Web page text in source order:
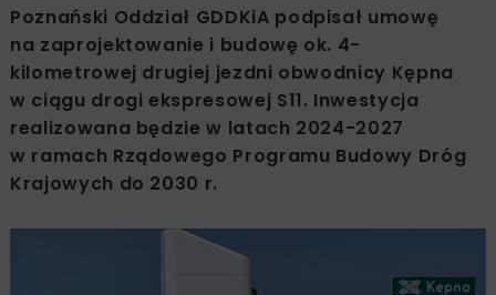
Poznański Oddział GDDKiA podpisał umowę
na zaprojektowanie i budowę ok. 4-
kilometrowej drugiej jezdni obwodnicy Kępna
w ciągu drogi ekspresowej S11. Inwestycja
realizowana będzie w latach 2024-2027
w ramach Rządowego Programu Budowy Dróg
Krajowych do 2030 r.